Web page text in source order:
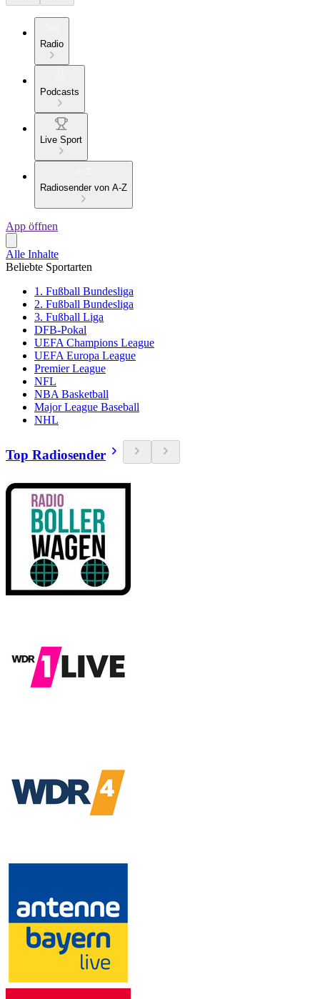
Radio
Podcasts
Live Sport
Radiosender von A-Z
App öffnen
Alle Inhalte
Beliebte Sportarten
1. Fußball Bundesliga
2. Fußball Bundesliga
3. Fußball Liga
DFB-Pokal
UEFA Champions League
UEFA Europa League
Premier League
NFL
NBA Basketball
Major League Baseball
NHL
Top Radiosender